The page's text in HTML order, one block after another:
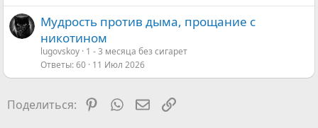
Мудрость против дыма, прощание с
никотином
lugovskoy 1 - 3 месяца без сигарет
Ответы 60 11 Июл 2026
Поделиться: Pinterest
WhatsAppЭлектронная почта
Ссылка